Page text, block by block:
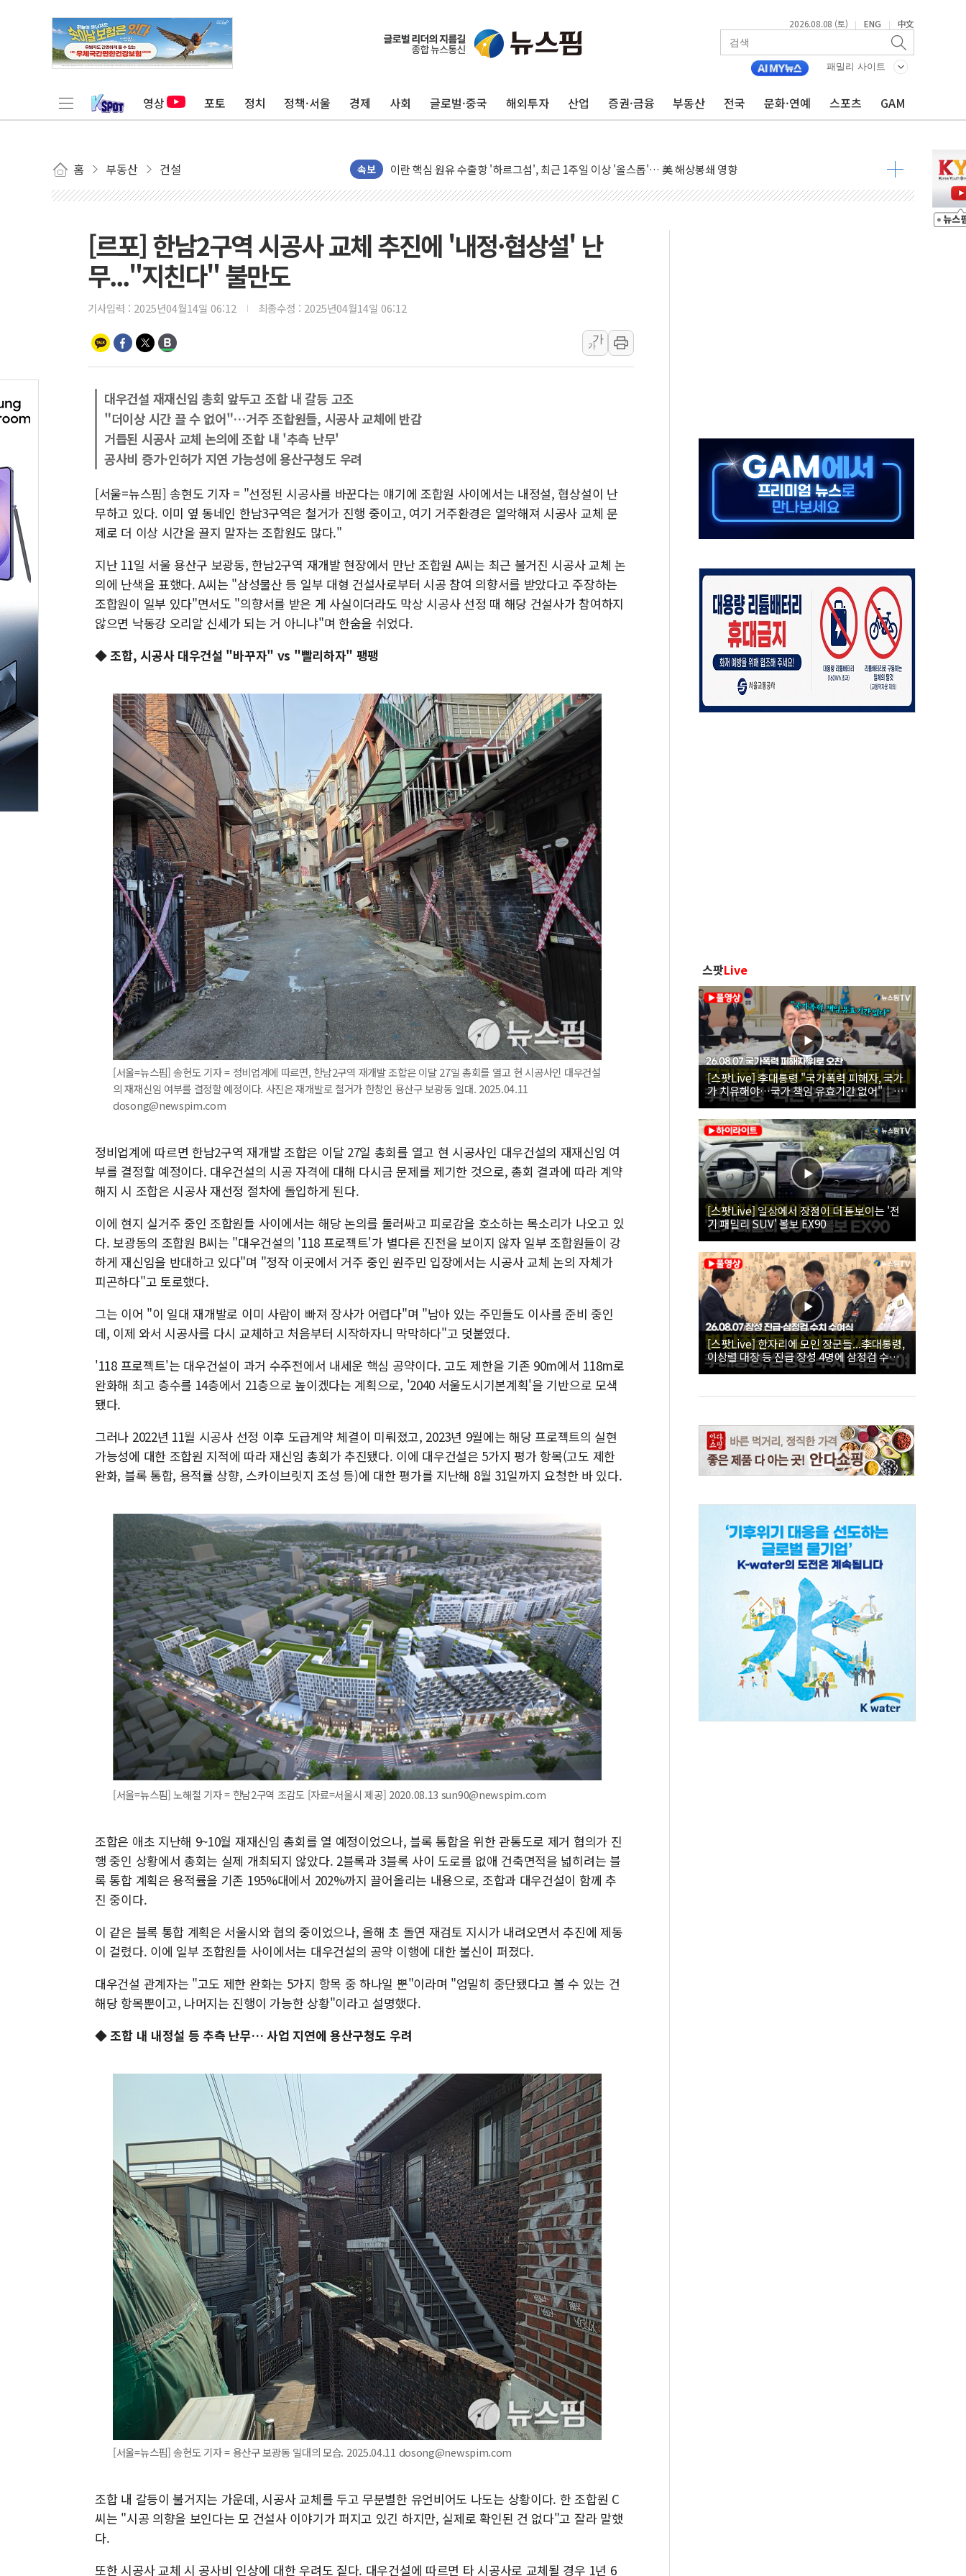
2026.08.08 (토) | ENG | 中文
패밀리 사이트
영상 포토 정치 정책·서울 경제 사회 글로벌·중국 해외투자 산업 증권·금융 부동산 전국 문화·연예 스포츠 GAM
홈 부동산 건설 속보
유럽증시, 美 고용 예상 밖 부진에 연준 금리 인상 가능성 낮아지며 상승… STOXX 600 지수는 나흘 연속 최고치
미 연준 매파 기세 꺾이나…고용 감소에 9월 동결 전망 우세
트럼프, 백신·자폐증 행정명령 검토…"이르면 다음 주"
美 항소법원, 백악관 무도회장 공사 중단 명령…트럼프 제동
美 고용 쇼크에 엔화 장중 급등…시장은 "또 개입했나" 촉각
[AI MY 뉴스] 뉴욕 반도체주 프리뷰...美 고용 쇼크에 반도체주 '활짝'
[종합] 美 7월 고용 2만3000명 감소 '쇼크'…9월 금리 인상 기대 후퇴
[사진] 이슬람 수니파 3개국, 공동방위협정 체결
특정 정치인 측근 포항시 정책특보 내정설...포항시 '시끌'
李 "해남 태양광, 대한민국 다음 100년 밑거름…수도권 집중 완화 전환점"
[사진] 빈살만과 에르도안의 만남
[르포] 한남2구역 시공사 교체 추진에 '내정·협상설' 난
무..."지친다" 불만도
기사입력 : 2025년04월14일 06:12 최종수정 : 2025년04월14일 06:12
가
가
대우건설 재재신임 총회 앞두고 조합 내 갈등 고조
"더이상 시간 끌 수 없어"…거주 조합원들, 시공사 교체에 반감
거듭된 시공사 교체 논의에 조합 내 '추측 난무'
공사비 증가·인허가 지연 가능성에 용산구청도 우려
[서울=뉴스핌] 송현도 기자 = "선정된 시공사를 바꾼다는 얘기에 조합원 사이에서는 내정설, 협상설이 난
무하고 있다. 이미 옆 동네인 한남3구역은 철거가 진행 중이고, 여기 거주환경은 열악해져 시공사 교체 문
제로 더 이상 시간을 끌지 말자는 조합원도 많다."
지난 11일 서울 용산구 보광동, 한남2구역 재개발 현장에서 만난 조합원 A씨는 최근 불거진 시공사 교체 논
의에 난색을 표했다. A씨는 "삼성물산 등 일부 대형 건설사로부터 시공 참여 의향서를 받았다고 주장하는
조합원이 일부 있다"면서도 "의향서를 받은 게 사실이더라도 막상 시공사 선정 때 해당 건설사가 참여하지
않으면 낙동강 오리알 신세가 되는 거 아니냐"며 한숨을 쉬었다.
◆ 조합, 시공사 대우건설 "바꾸자" vs "빨리하자" 팽팽
[서울=뉴스핌] 송현도 기자 = 정비업계에 따르면, 한남2구역 재개발 조합은 이달 27일 총회를 열고 현 시공사인 대우건설
의 재재신임 여부를 결정할 예정이다. 사진은 재개발로 철거가 한창인 용산구 보광동 일대. 2025.04.11
dosong@newspim.com
정비업계에 따르면 한남2구역 재개발 조합은 이달 27일 총회를 열고 현 시공사인 대우건설의 재재신임 여
부를 결정할 예정이다. 대우건설의 시공 자격에 대해 다시금 문제를 제기한 것으로, 총회 결과에 따라 계약
해지 시 조합은 시공사 재선정 절차에 돌입하게 된다.
이에 현지 실거주 중인 조합원들 사이에서는 해당 논의를 둘러싸고 피로감을 호소하는 목소리가 나오고 있
다. 보광동의 조합원 B씨는 "대우건설의 '118 프로젝트'가 별다른 진전을 보이지 않자 일부 조합원들이 강
하게 재신임을 반대하고 있다"며 "정작 이곳에서 거주 중인 원주민 입장에서는 시공사 교체 논의 자체가
피곤하다"고 토로했다.
그는 이어 "이 일대 재개발로 이미 사람이 빠져 장사가 어렵다"며 "남아 있는 주민들도 이사를 준비 중인
데, 이제 와서 시공사를 다시 교체하고 처음부터 시작하자니 막막하다"고 덧붙였다.
'118 프로젝트'는 대우건설이 과거 수주전에서 내세운 핵심 공약이다. 고도 제한을 기존 90m에서 118m로
완화해 최고 층수를 14층에서 21층으로 높이겠다는 계획으로, '2040 서울도시기본계획'을 기반으로 모색
됐다.
그러나 2022년 11월 시공사 선정 이후 도급계약 체결이 미뤄졌고, 2023년 9월에는 해당 프로젝트의 실현
가능성에 대한 조합원 지적에 따라 재신임 총회가 추진됐다. 이에 대우건설은 5가지 평가 항목(고도 제한
완화, 블록 통합, 용적률 상향, 스카이브릿지 조성 등)에 대한 평가를 지난해 8월 31일까지 요청한 바 있다.
[서울=뉴스핌] 노해철 기자 = 한남2구역 조감도 [자료=서울시 제공] 2020.08.13 sun90@newspim.com
조합은 애초 지난해 9~10월 재재신임 총회를 열 예정이었으나, 블록 통합을 위한 관통도로 제거 협의가 진
행 중인 상황에서 총회는 실제 개최되지 않았다. 2블록과 3블록 사이 도로를 없애 건축면적을 넓히려는 블
록 통합 계획은 용적률을 기존 195%대에서 202%까지 끌어올리는 내용으로, 조합과 대우건설이 함께 추
진 중이다.
이 같은 블록 통합 계획은 서울시와 협의 중이었으나, 올해 초 돌연 재검토 지시가 내려오면서 추진에 제동
이 걸렸다. 이에 일부 조합원들 사이에서는 대우건설의 공약 이행에 대한 불신이 퍼졌다.
대우건설 관계자는 "고도 제한 완화는 5가지 항목 중 하나일 뿐"이라며 "엄밀히 중단됐다고 볼 수 있는 건
해당 항목뿐이고, 나머지는 진행이 가능한 상황"이라고 설명했다.
◆ 조합 내 내정설 등 추측 난무… 사업 지연에 용산구청도 우려
[서울=뉴스핌] 송현도 기자 = 용산구 보광동 일대의 모습. 2025.04.11 dosong@newspim.com
조합 내 갈등이 불거지는 가운데, 시공사 교체를 두고 무분별한 유언비어도 나도는 상황이다. 한 조합원 C
씨는 "시공 의향을 보인다는 모 건설사 이야기가 퍼지고 있긴 하지만, 실제로 확인된 건 없다"고 잘라 말했
다.
또한 시공사 교체 시 공사비 인상에 대한 우려도 짙다. 대우건설에 따르면 타 시공사로 교체될 경우 1년 6
스팟Live
[스팟Live] 李대통령 "국가폭력 피해자, 국가
가 치유해야…국가 책임 유효기간 없어"｜
26.08.07 국가폭력 피해자 위로 오찬
[스팟Live] 일상에서 장점이 더 돋보이는 '전
기 패밀리 SUV' 볼보 EX90
[스팟Live] 한자리에 모인 장군들...李대통령,
이상렬 대장 등 진급 장성 4명에 삼정검 수치
직접 수여｜26.08.07 장성 진급·삼정검 수치